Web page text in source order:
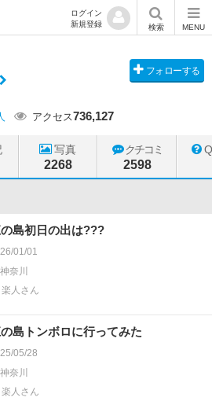
ログイン
新規登録
検索 MENU
フォローする
アクセス736,127
写真
2268
クチコミ
2598
島初日の出は???
01/01
神奈川
楽人さん
島トンボロに行ってみた
05/28
神奈川
楽人さん